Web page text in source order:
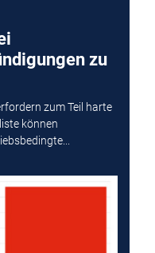
zu
zum Teil harte
können